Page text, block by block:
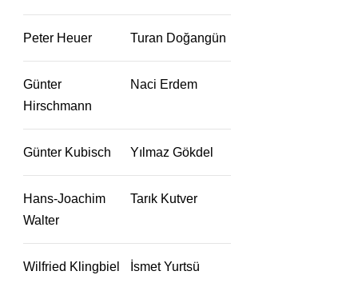
Peter Heuer Turan Doğangün
Günter
Hirschmann
Naci Erdem
Günter Kubisch Yılmaz Gökdel
Hans-Joachim
Walter
Tarık Kutver
Wilfried Klingbiel İsmet Yurtsü